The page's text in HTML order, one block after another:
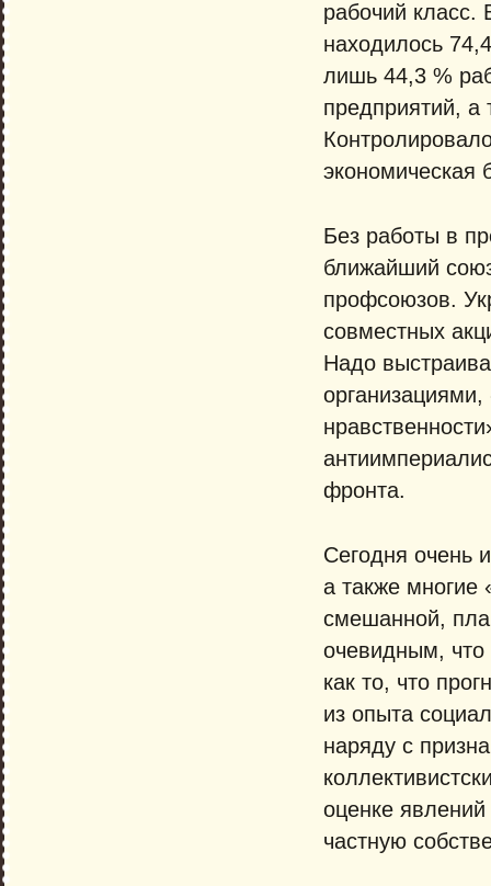
рабочий класс.
находилось
лишь 44,3 %
предприятий, а
экономическая
Без работы в
ближайший
профсоюзов.
совместных
Надо
фронта.
Сегодня очень
а также многие
смешанной,
очевидным, что
как то, что
из опыта
наряду с
оценке
частную